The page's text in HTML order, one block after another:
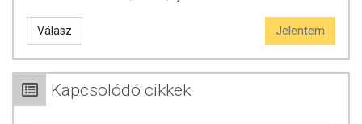
Válasz Jelentem
Kapcsolódó cikkek